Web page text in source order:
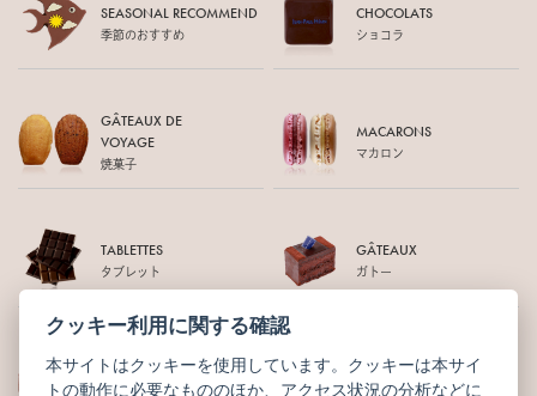
SEASONAL RECOMMEND
季節のおすすめ
CHOCOLATS
ショコラ
GÂTEAUX DE
VOYAGE
焼菓子
MACARONS
マカロン
TABLETTES
タブレット
GÂTEAUX
ガトー
WEB LIMITED
オンライン限定
OTHERS
その他商品
クッキー利用に関する確認
本サイトはクッキーを使用しています。クッキーは本サイ
トの動作に必要なもののほか、アクセス状況の分析などに